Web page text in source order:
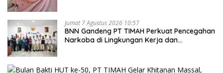
Jumat 7 Agustus 2026 10:57
BNN Gandeng PT TIMAH Perkuat Pencegahan
Narkoba di Lingkungan Kerja dan